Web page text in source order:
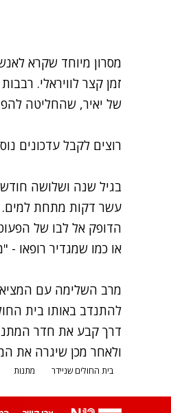
מסרון מיוחד שקרא
זמן קצר לוויראלי.
של יאיר, שהחליטה
רוצים לקבל עדכונים
בגיל שנה ושלושה
או כמו שמגדיר רופאו -
מרב השלימה עם
להתנדב באותו בית
דרך קבע את חדר
ולאחר מכן שיגרה את
בית החולים שניידר מתנות